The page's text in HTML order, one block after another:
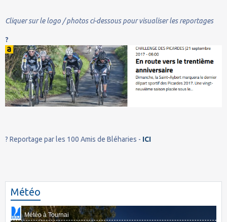
Cliquer sur le logo / photos ci-dessous pour visualiser les reportages
?
? Reportage par les 100 Amis de Bléharies - ICI
Météo